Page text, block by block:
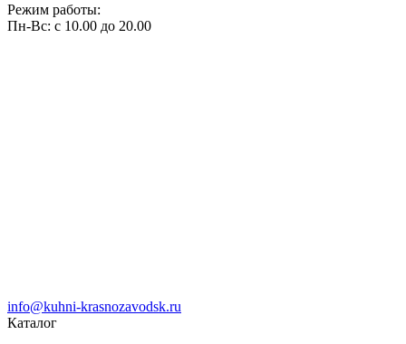
Режим работы:
Пн-Вс: с 10.00 до 20.00
info@kuhni-krasnozavodsk.ru
Каталог